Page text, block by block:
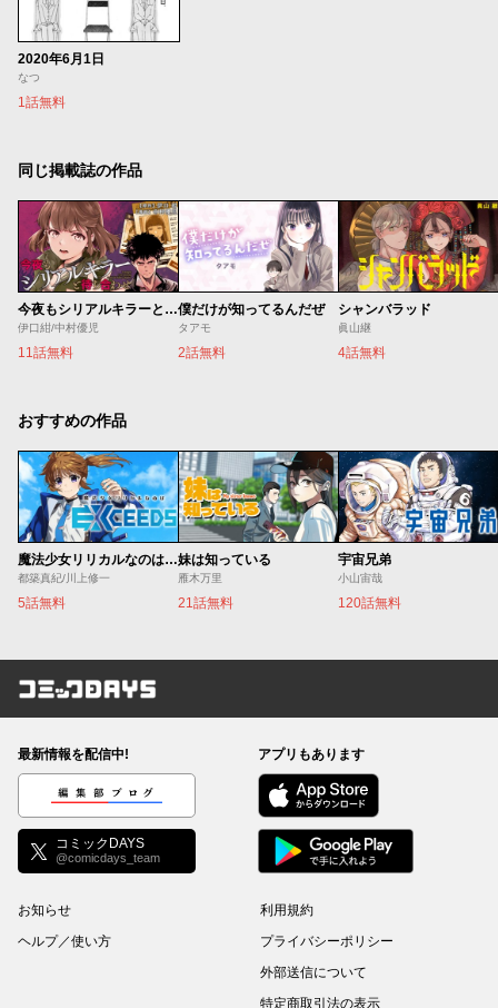
2020年6月1日
なつ
1話無料
同じ掲載誌の作品
今夜もシリアルキラーと待ち合わせ
伊口紺/中村優児
11話無料
僕だけが知ってるんだぜ
タアモ
2話無料
シャンバラッド
眞山継
4話無料
おすすめの作品
魔法少女リリカルなのは EXCEEDS
都築真紀/川上修一
5話無料
妹は知っている
雁木万里
21話無料
宇宙兄弟
小山宙哉
120話無料
コミックDAYS
最新情報を配信中!
編集部ブログ
コミックDAYS
@comicdays_team
アプリもあります
お知らせ
ヘルプ／使い方
利用規約
プライバシーポリシー
外部送信について
特定商取引法の表示